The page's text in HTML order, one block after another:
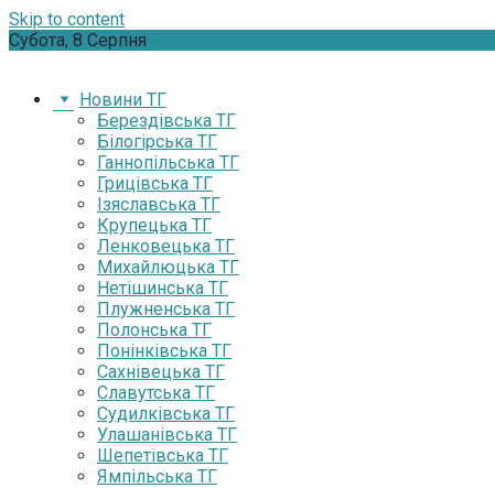
Skip to content
Субота, 8 Серпня
Новини ТГ
Берездівська ТГ
Білогірська ТГ
Ганнопільська ТГ
Грицівська ТГ
Ізяславська ТГ
Крупецька ТГ
Ленковецька ТГ
Михайлюцька ТГ
Нетішинська ТГ
Плужненська ТГ
Полонська ТГ
Понінківська ТГ
Сахнівецька ТГ
Славутська ТГ
Судилківська ТГ
Улашанівська ТГ
Шепетівська ТГ
Ямпільська ТГ